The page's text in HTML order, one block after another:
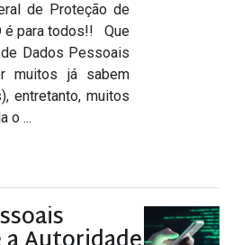
de Proteção de
é para todos!! Que
Dados Pessoais
muitos já sabem
entretanto, muitos
o ...